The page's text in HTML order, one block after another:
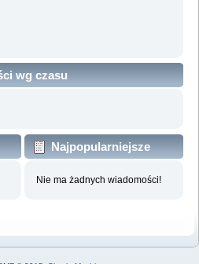
wg czasu
Najpopularniejsze
Nie ma żadnych wiadomości!